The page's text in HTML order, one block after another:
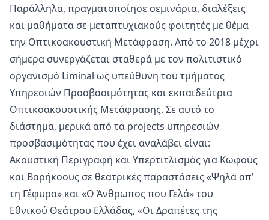
Παράλληλα, πραγματοποίησε σεμινάρια, διαλέξεις
και μαθήματα σε μεταπτυχιακούς φοιτητές με θέμα
την Οπτικοακουστική Μετάφραση. Από το 2018 μέχρι
σήμερα συνεργάζεται σταθερά με τον πολιτιστικό
οργανισμό Liminal ως υπεύθυνη του τμήματος
Υπηρεσιών Προσβασιμότητας και εκπαιδεύτρια
Οπτικοακουστικής Μετάφρασης. Σε αυτό το
διάστημα, μερικά από τα projects υπηρεσιών
προσβασιμότητας που έχει αναλάβει είναι:
Ακουστική Περιγραφή και Υπερτιτλισμός για Κωφούς
και Βαρήκοους σε θεατρικές παραστάσεις «Ψηλά απ’
τη Γέφυρα» και «Ο Άνθρωπος που Γελά» του
Εθνικού Θεάτρου Ελλάδας, «Οι Δραπέτες της